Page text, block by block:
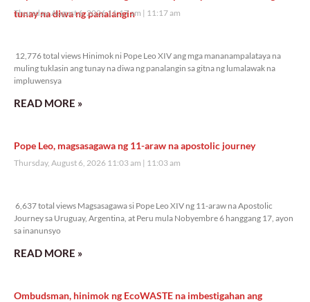
tunay na diwa ng panalangin
Thursday, August 6, 2026 11:17 am 11:17 am
12,776 total views Hinimok ni Pope Leo XIV ang mga mananampalataya na
muling tuklasin ang tunay na diwa ng panalangin sa gitna ng lumalawak na
impluwensya
READ MORE »
Pope Leo, magsasagawa ng 11-araw na apostolic journey
Thursday, August 6, 2026 11:03 am 11:03 am
6,637 total views Magsasagawa si Pope Leo XIV ng 11-araw na Apostolic
Journey sa Uruguay, Argentina, at Peru mula Nobyembre 6 hanggang 17, ayon
sa inanunsyo
READ MORE »
Ombudsman, hinimok ng EcoWASTE na imbestigahan ang